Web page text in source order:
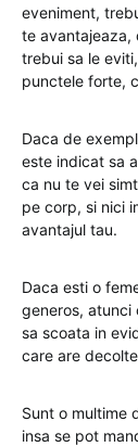
eveniment,
te avantajeaza,
trebui sa le
punctele forte,
Daca de
este indicat sa
ca nu te vei
pe corp, si nici
avantajul tau.
Daca esti o
generos, atunci
sa scoata in
care are
Sunt o multime
insa se pot